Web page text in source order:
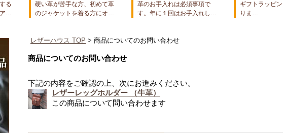
る
ア…
硬い革が苦手な方、初めて革
のジャケットを着る方にオ…
革のお手入れは必須事項で
す。年に１回はお手入れし…
ギフトラッピ
りま…
レザーハウス TOP > 商品についてのお問い合わせ
商品についてのお問い合わせ
下記の内容をご確認の上、次にお進みください。
レザーレッグホルダー （牛革）
この商品について問い合わせます